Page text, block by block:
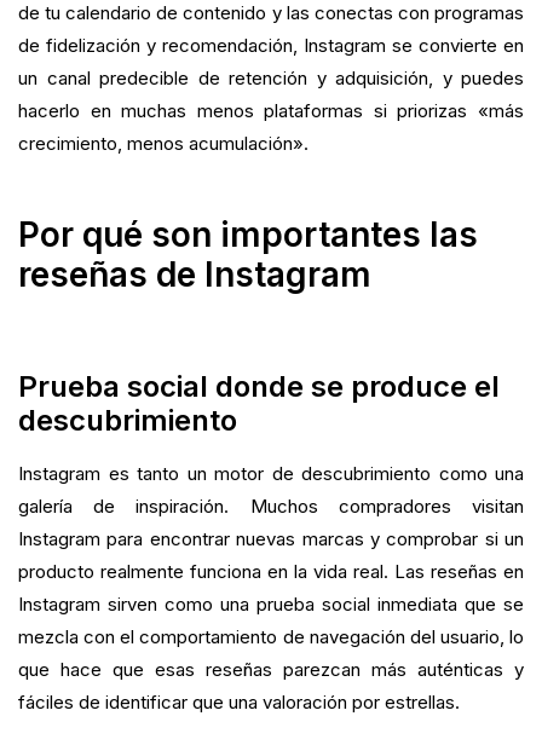
de tu calendario de contenido y las conectas con programas
de fidelización y recomendación, Instagram se convierte en
un canal predecible de retención y adquisición, y puedes
hacerlo en muchas menos plataformas si priorizas «más
crecimiento, menos acumulación».
Por qué son importantes las
reseñas de Instagram
Prueba social donde se produce el
descubrimiento
Instagram es tanto un motor de descubrimiento como una
galería de inspiración. Muchos compradores visitan
Instagram para encontrar nuevas marcas y comprobar si un
producto realmente funciona en la vida real. Las reseñas en
Instagram sirven como una prueba social inmediata que se
mezcla con el comportamiento de navegación del usuario, lo
que hace que esas reseñas parezcan más auténticas y
fáciles de identificar que una valoración por estrellas.
¿Quieres cerrar la brecha?